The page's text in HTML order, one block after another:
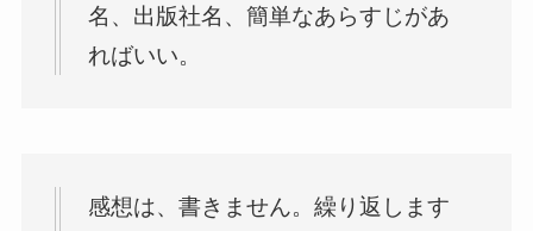
名、出版社名、簡単なあらすじがあ
ればいい。
感想は、書きません。繰り返します